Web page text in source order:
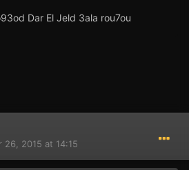
Dar El Jeld 3ala rou7ou
26, 2015 at 14:15